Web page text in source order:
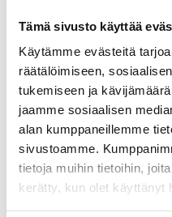
Tämä sivusto käyttää
Käytämme evästeitä
räätälöimiseen,
tukemiseen ja
jaamme sosiaalisen
alan kumppaneillemme
sivustoamme.
tietoja muihin tietoihin,
kerätty, kun olet käyttänyt
Kierre
Ulkokierre Ag
Normen
Min [C]
Max [C]
Käyttölämpötila
O-Rengas
Kotelointiluokka